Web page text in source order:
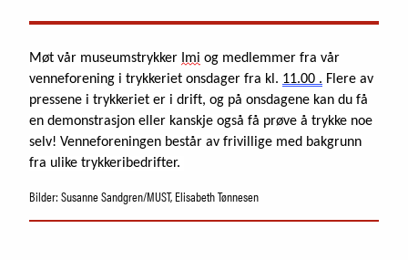
Utleie
Samling
Fristelser i museumsbutikken
IDDIS Café & Brasserie
Venneforening
Iddisklubben
Visste du at
Møt vår museumstrykker Imi og medlemmer fra vår
venneforening i trykkeriet onsdager fra kl. 11.00 . Flere av
pressene i trykkeriet er i drift, og på onsdagene kan du få
en demonstrasjon eller kanskje også få prøve å trykke noe
selv! Venneforeningen består av frivillige med bakgrunn
fra ulike trykkeribedrifter.
Bilder: Susanne Sandgren/MUST, Elisabeth Tønnesen